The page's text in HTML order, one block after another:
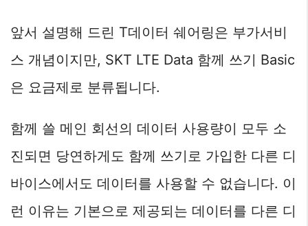
앞서 설명해 드린 T데이터 쉐어링은 부가서비
스 개념이지만, SKT LTE Data 함께 쓰기 Basic
은 요금제로 분류됩니다.
함께 쓸 메인 회선의 데이터 사용량이 모두 소
진되면 당연하게도 함께 쓰기로 가입한 다른 디
바이스에서도 데이터를 사용할 수 없습니다. 이
런 이유는 기본으로 제공되는 데이터를 다른 디